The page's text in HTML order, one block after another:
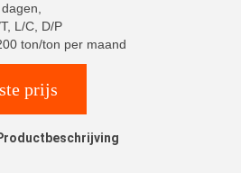
L/C, D/P
ton/ton per maand
prijs